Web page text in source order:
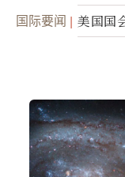
面入侵
国际要闻 美国国